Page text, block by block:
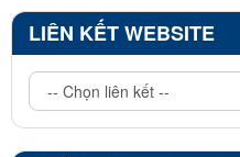
LIÊN KẾT WEBSITE